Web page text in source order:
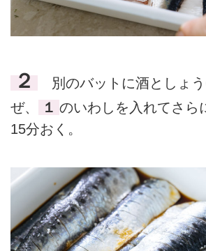
２
別のバットに酒としょ
ぜ、
１ のいわしを入れてさら
15分おく。